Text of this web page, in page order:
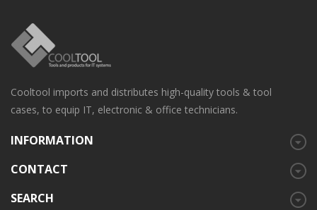
Cooltool imports and distributes high-quality tools & tool
cases, to equip IT, electronic & office technicians.
INFORMATION
CONTACT
SEARCH